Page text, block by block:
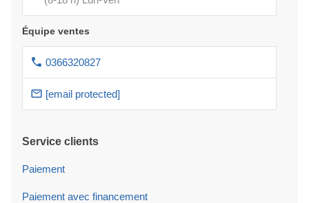
Équipe ventes
0366320827
[email protected]
Service clients
Paiement
Paiement avec financement